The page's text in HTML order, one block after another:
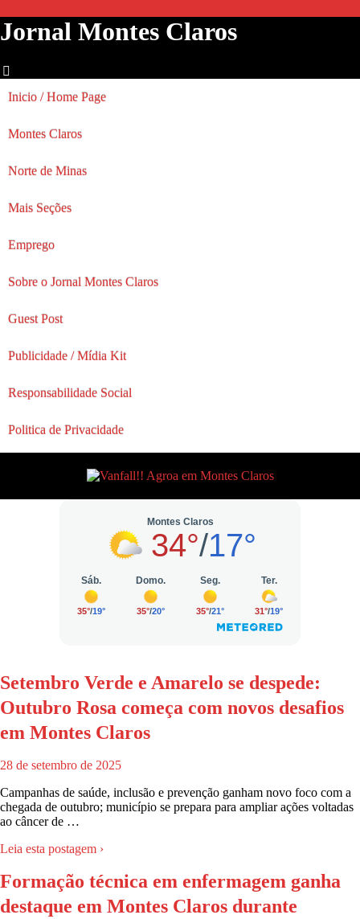
Jornal Montes Claros
Inicio / Home Page
Montes Claros
Norte de Minas
Mais Seções
Emprego
Sobre o Jornal Montes Claros
Guest Post
Publicidade / Mídia Kit
Responsabilidade Social
Politica de Privacidade
Setembro Verde e Amarelo se despede:
Outubro Rosa começa com novos desafios
em Montes Claros
28 de setembro de 2025
Campanhas de saúde, inclusão e prevenção ganham novo foco com a
chegada de outubro; município se prepara para ampliar ações voltadas
ao câncer de …
Leia esta postagem ›
Formação técnica em enfermagem ganha
destaque em Montes Claros durante